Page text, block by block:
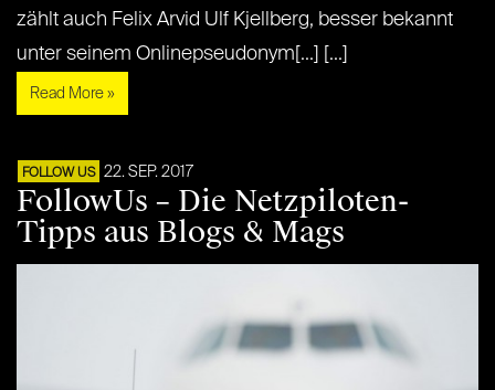
zählt auch Felix Arvid Ulf Kjellberg, besser bekannt
unter seinem Onlinepseudonym[...] [...]
Read More »
FOLLOW US 22. SEP. 2017
FollowUs – Die Netzpiloten-
Tipps aus Blogs & Mags